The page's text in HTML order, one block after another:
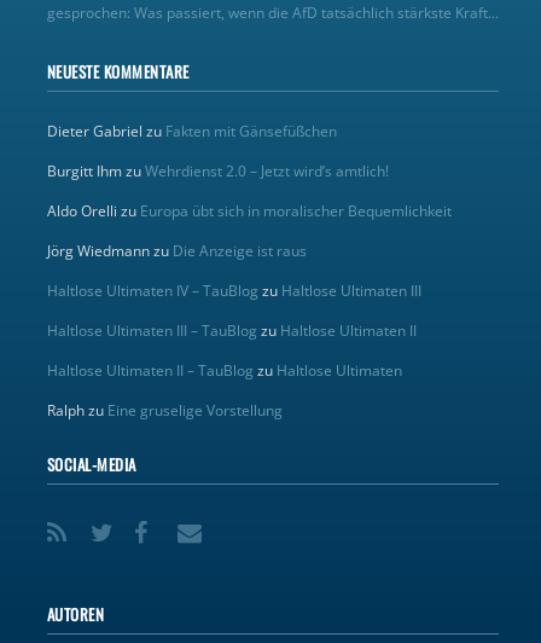
gesprochen: Was passiert, wenn die AfD tatsächlich stärkste Kraft...
NEUESTE KOMMENTARE
Dieter Gabriel zu Fakten mit Gänsefüßchen
Burgitt IhmzuWehrdienst 2.0 – Jetzt wird’s amtlich!
Aldo Orelli zu Europa übt sich in moralischer Bequemlichkeit
Jörg Wiedmannzu Die Anzeige ist raus
Haltlose Ultimaten IV – TauBlog zu Haltlose Ultimaten III
Haltlose Ultimaten III – TauBlog zu Haltlose Ultimaten II
Haltlose Ultimaten II – TauBlog zu Haltlose Ultimaten
Ralphzu Eine gruselige Vorstellung
SOCIAL-MEDIA
AUTOREN